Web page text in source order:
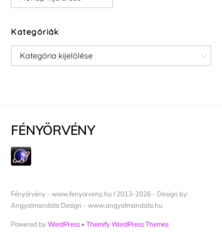
Kategóriák
Kategóriák
FÉNYÖRVÉNY
Fényörvény - www.fenyorveny.hu I 2013-2026 - Design by:
Angyalmandala Design - www.angyalmandala.hu
Powered byWordPress •Themify WordPress Themes